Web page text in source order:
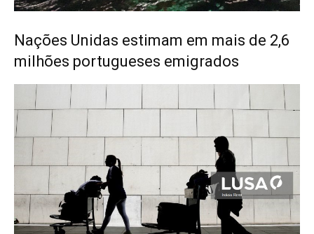
Nações Unidas estimam em mais de 2,6
milhões portugueses emigrados